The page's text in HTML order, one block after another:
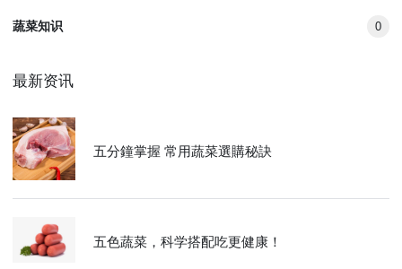
蔬菜知识 0
最新资讯
五分鐘掌握 常用蔬菜選購秘訣
五色蔬菜，科学搭配吃更健康！